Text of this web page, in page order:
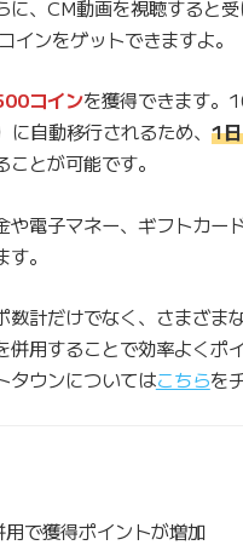
に、CM動画を視聴すると
インをゲットできますよ。
コインを獲得できます。
自動移行されるため、 1
ことが可能です。
や電子マネー、ギフトカー
。
数計だけでなく、さまざま
併用することで効率よくポ
タウンについてはこちらを
で獲得ポイントが増加